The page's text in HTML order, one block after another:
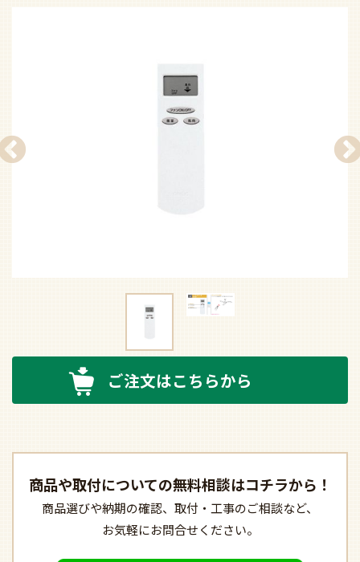
ご注文はこちらから
商品や取付についての無料相談はコチラから！
商品選びや納期の確認、 取付・工事のご相談など、
お気軽にお問合せください。